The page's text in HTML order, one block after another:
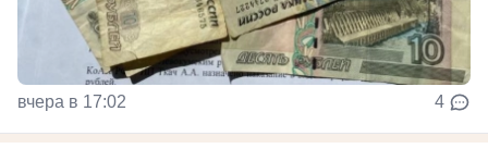
вчера в 17:02 4